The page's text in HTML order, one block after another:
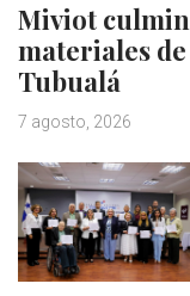
Miviot
materiales
Tubualá
7 agosto, 2026